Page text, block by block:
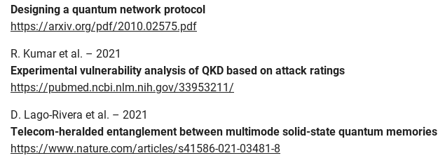
Designing a quantum network protocol
https://arxiv.org/pdf/2010.02575.pdf
R. Kumar et al. – 2021
Experimental vulnerability analysis of QKD based on attack ratings
https://pubmed.ncbi.nlm.nih.gov/33953211/
D. Lago-Rivera et al. – 2021
Telecom-heralded entanglement between multimode solid-state quantum memories
https://www.nature.com/articles/s41586-021-03481-8